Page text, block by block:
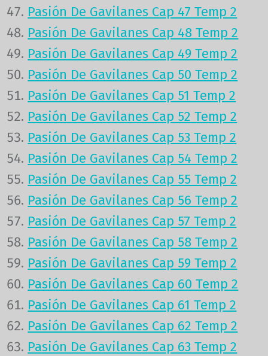
Pasión De Gavilanes Cap 47 Temp 2
Pasión De Gavilanes Cap 48 Temp 2
Pasión De Gavilanes Cap 49 Temp 2
Pasión De Gavilanes Cap 50 Temp 2
Pasión De Gavilanes Cap 51 Temp 2
Pasión De Gavilanes Cap 52 Temp 2
Pasión De Gavilanes Cap 53 Temp 2
Pasión De Gavilanes Cap 54 Temp 2
Pasión De Gavilanes Cap 55 Temp 2
Pasión De Gavilanes Cap 56 Temp 2
Pasión De Gavilanes Cap 57 Temp 2
Pasión De Gavilanes Cap 58 Temp 2
Pasión De Gavilanes Cap 59 Temp 2
Pasión De Gavilanes Cap 60 Temp 2
Pasión De Gavilanes Cap 61 Temp 2
Pasión De Gavilanes Cap 62 Temp 2
Pasión De Gavilanes Cap 63 Temp 2